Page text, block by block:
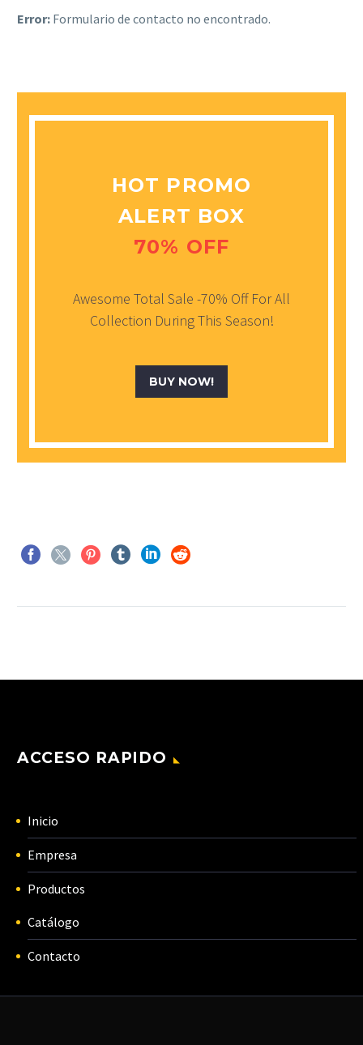
Error: Formulario de contacto no encontrado.
HOT PROMO
ALERT BOX
70% OFF
Awesome Total Sale -70% Off For All
Collection During This Season!
BUY NOW!
ACCESO RAPIDO
Inicio
Empresa
Productos
Catálogo
Contacto